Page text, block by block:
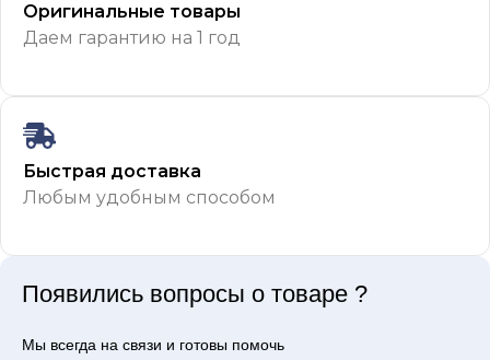
Оригинальные товары
Даем гарантию на 1 год
Быстрая доставка
Любым удобным способом
Появились вопросы о товаре ?
Мы всегда на связи и готовы помочь